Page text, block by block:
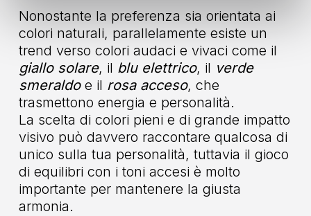
Nonostante la preferenza sia orientata ai
colori naturali, parallelamente esiste un
trend verso colori audaci e vivaci come il
giallo solare, il blu elettrico, il verde
smeraldoe il rosa acceso, che
trasmettono energia e personalità.
La scelta di colori pieni e di grande impatto
visivo può davvero raccontare qualcosa di
unico sulla tua personalità, tuttavia il gioco
di equilibri con i toni accesi è molto
importante per mantenere la giusta
armonia.